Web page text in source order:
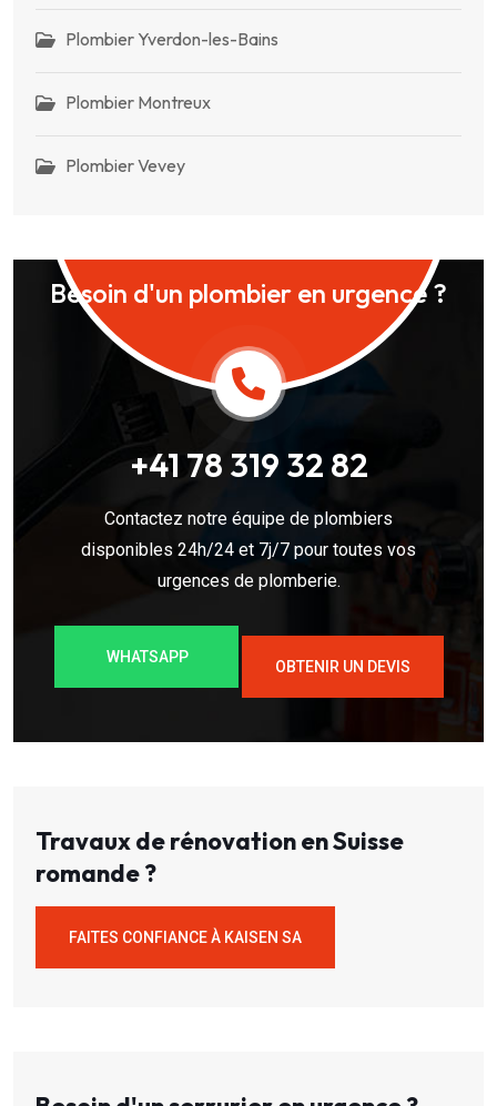
Plombier Yverdon-les-Bains
Plombier Montreux
Plombier Vevey
Besoin d'un plombier en urgence ?
+41 78 319 32 82
Contactez notre équipe de plombiers
disponibles 24h/24 et 7j/7 pour toutes vos
urgences de plomberie.
WHATSAPP
OBTENIR UN DEVIS
Travaux de rénovation en Suisse
romande ?
FAITES CONFIANCE À KAISEN SA